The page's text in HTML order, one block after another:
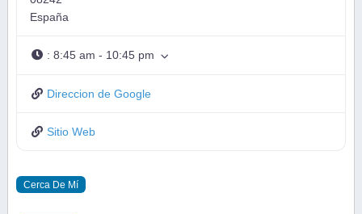
España
:8:45 am - 10:45 pm
Direccion de Google
Sitio Web
Cerca De Mí